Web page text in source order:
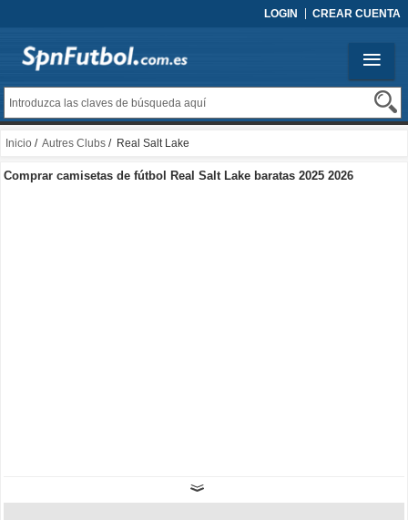
LOGIN CREAR CUENTA
Inicio / Autres Clubs / Real Salt Lake
Comprar camisetas de fútbol Real Salt Lake baratas 2025 2026